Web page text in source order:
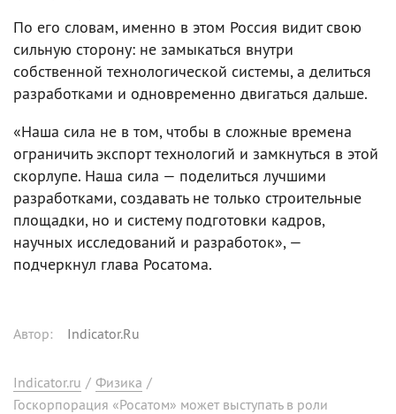
По его словам, именно в этом Россия видит свою
сильную сторону: не замыкаться внутри
собственной технологической системы, а делиться
разработками и одновременно двигаться дальше.
«Наша сила не в том, чтобы в сложные времена
ограничить экспорт технологий и замкнуться в этой
скорлупе. Наша сила — поделиться лучшими
разработками, создавать не только строительные
площадки, но и систему подготовки кадров,
научных исследований и разработок», —
подчеркнул глава Росатома.
Автор: Indicator.Ru
Indicator.ru / Физика /
Госкорпорация «Росатом» может выступать в роли